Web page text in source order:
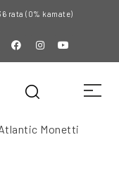
rata (0% kamate)
Monetti